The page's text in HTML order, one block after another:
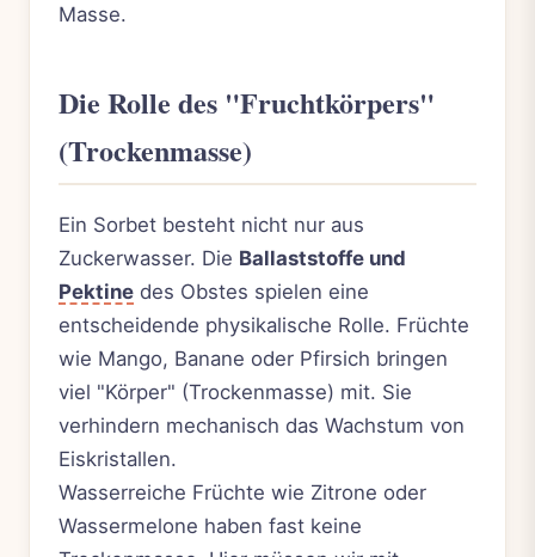
Masse.
Die Rolle des "Fruchtkörpers"
(Trockenmasse)
Ein Sorbet besteht nicht nur aus
Zuckerwasser. Die Ballaststoffe und
Pektine des Obstes spielen eine
entscheidende physikalische Rolle. Früchte
wie Mango, Banane oder Pfirsich bringen
viel "Körper" (Trockenmasse) mit. Sie
verhindern mechanisch das Wachstum von
Eiskristallen.
Wasserreiche Früchte wie Zitrone oder
Wassermelone haben fast keine